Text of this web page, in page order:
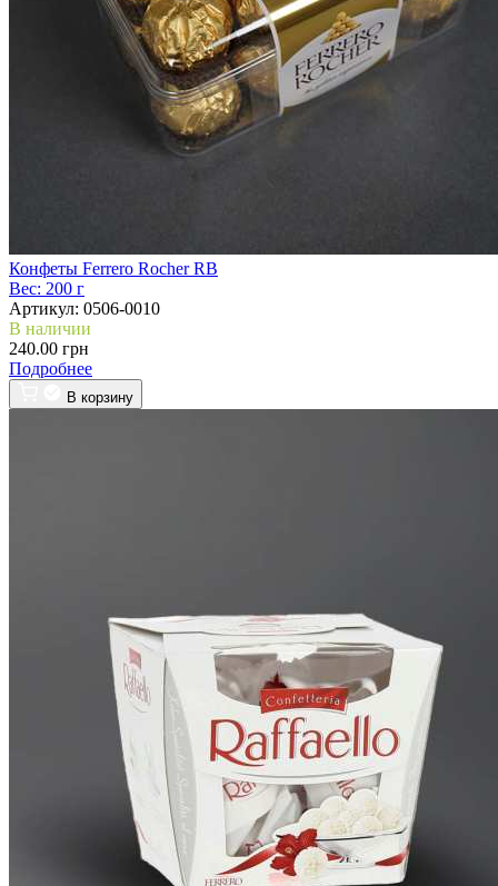
Конфеты Ferrero Rocher RB
Вес: 200 г
Артикул: 0506-0010
В наличии
240.00 грн
Подробнее
В корзину